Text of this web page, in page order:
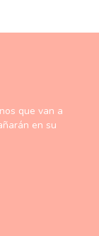
que van a
en su